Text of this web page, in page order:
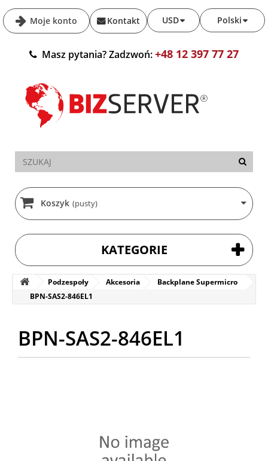
Moje konto Polski
USD
Kontakt
Masz pytania? Zadzwoń:+48 12 397 77 27
Koszyk (pusty)
KATEGORIE
Podzespoły Akcesoria
Backplane Supermicro
BPN-SAS2-846EL1
BPN-SAS2-846EL1